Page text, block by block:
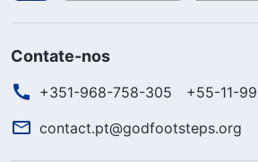
Contate-nos
+351-968-758-305
+55-11-
contact.pt@godfootsteps.org